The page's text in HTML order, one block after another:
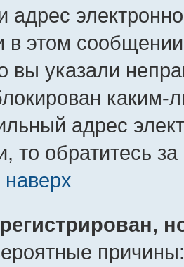
адрес
в этом
вы указали
адрес
то обратитесь
наверх